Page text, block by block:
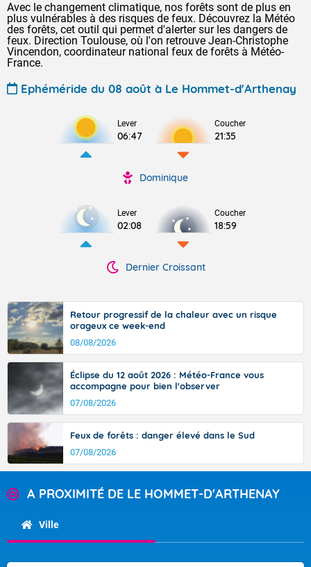
Avec le changement climatique, nos forêts sont de plus en
plus vulnérables à des risques de feux. Découvrez la Météo
des forêts, cet outil qui permet d'alerter sur les dangers de
feux. Direction Toulouse, où l'on retrouve Jean-Christophe
Vincendon, coordinateur national feux de forêts à Météo-
France.
Ephéméride du 08 août à Le Hommet-d'Arthenay
Lever
06:47
Coucher
21:35
Dominique
Lever
02:08
Coucher
18:59
Dernier Croissant
Retour progressif de la chaleur avec un risque
orageux ce week-end
08/08/2026
Éclipse du 12 août 2026 : Météo-France vous
accompagne pour bien l'observer
07/08/2026
Feux de forêts : danger élevé dans le Sud
07/08/2026
A PROXIMITÉ DE LE HOMMET-D'ARTHENAY
Ville